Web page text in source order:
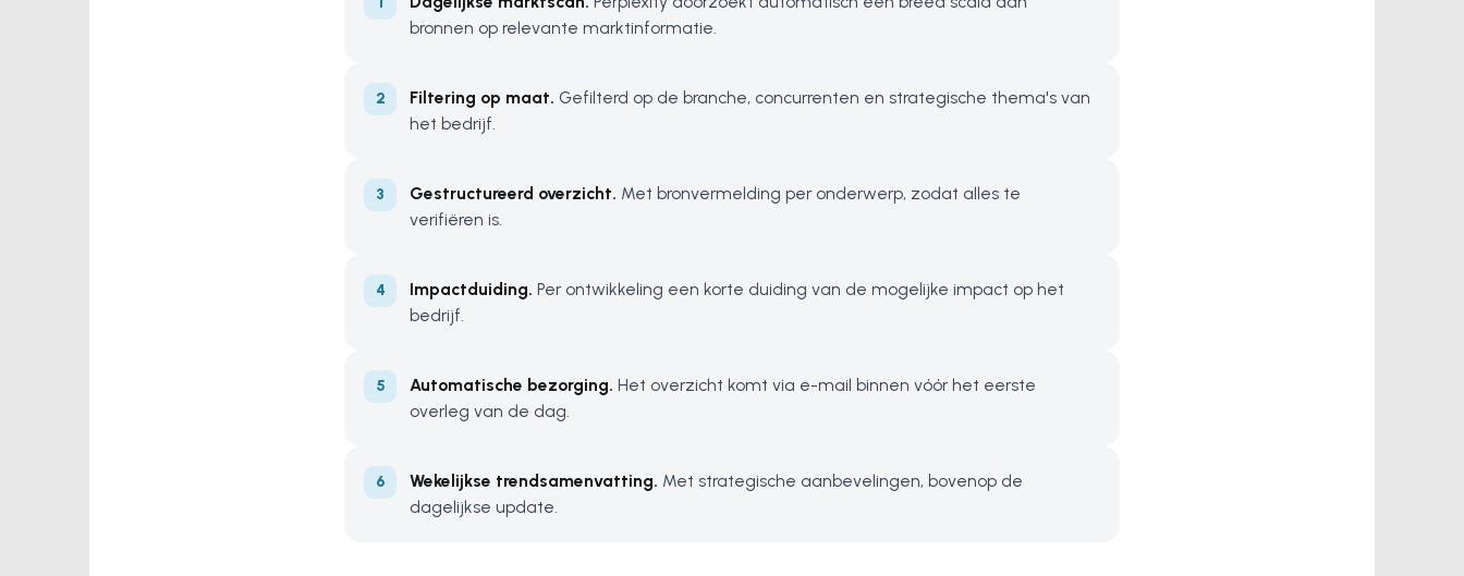
bronnen op relevante marktinformatie.
Filtering op maat. Gefilterd op de branche, concurrenten en strategische thema's van
het bedrijf.
Gestructureerd overzicht. Met bronvermelding per onderwerp, zodat alles te
verifiëren is.
Impactduiding. Per ontwikkeling een korte duiding van de mogelijke impact op het
bedrijf.
Automatische bezorging. Het overzicht komt via e-mail binnen vóór het eerste
overleg van de dag.
Wekelijkse trendsamenvatting. Met strategische aanbevelingen, bovenop de
dagelijkse update.